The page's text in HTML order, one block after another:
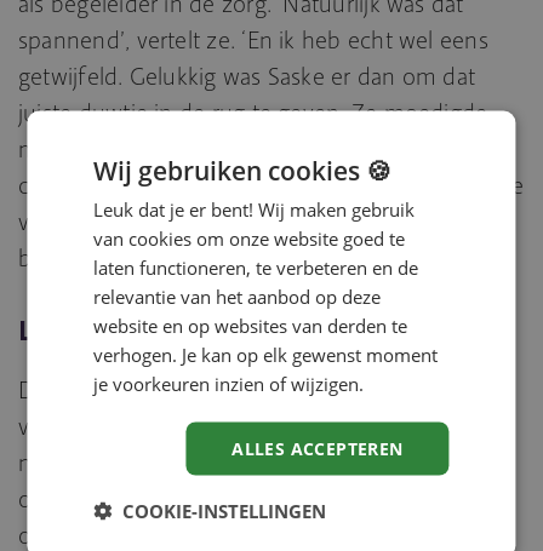
spannend’, vertelt ze. ‘En ik heb echt wel eens
getwijfeld. Gelukkig was Saske er dan om dat
juiste duwtje in de rug te geven. Ze moedigde
mij aan om ‘buiten de lijntjes te kleuren’, uit mijn
comfortzone te stappen. Ze zei: ik zou het zonde
vinden als jij met je talenten weer achter een
beeldscherm verdwijnt.’
Lefgozer
Daarnaast werd Ilja gewezen op het BBL-traject
via het zij-instroom initiatief Lefgozer. Dat kwam
net op het moment dat ze via Mensium ervaring
op kon doen bij Jan &Koek, een sociale koffiebar
op de Brainport Human Campus waar mensen
Wij gebruiken cookies 🍪
Leuk dat je er bent! Wij maken gebruik
van cookies om onze website goed te
laten functioneren, te verbeteren en de
relevantie van het aanbod op deze
website en op websites van derden te
verhogen. Je kan op elk gewenst moment
je voorkeuren inzien of wijzigen.
ALLES ACCEPTEREN
COOKIE-INSTELLINGEN